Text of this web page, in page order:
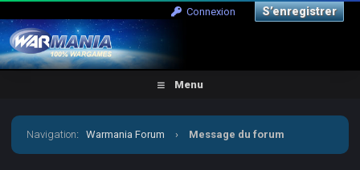
Connexion S’enregistrer
Menu
Navigation:Warmania Forum › Message du forum